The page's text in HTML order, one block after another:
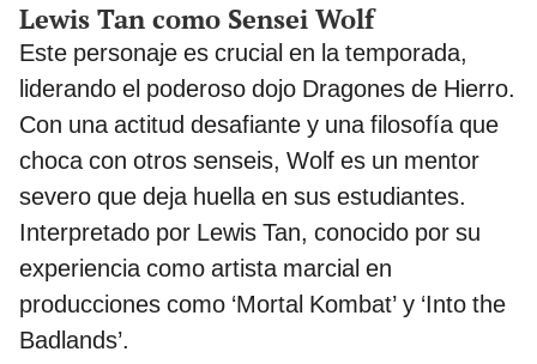
Lewis Tan como Sensei Wolf
Este personaje es crucial en la temporada,
liderando el poderoso dojo Dragones de Hierro.
Con una actitud desafiante y una filosofía que
choca con otros senseis, Wolf es un mentor
severo que deja huella en sus estudiantes.
Interpretado por Lewis Tan, conocido por su
experiencia como artista marcial en
producciones como ‘Mortal Kombat’ y ‘Into the
Badlands’.